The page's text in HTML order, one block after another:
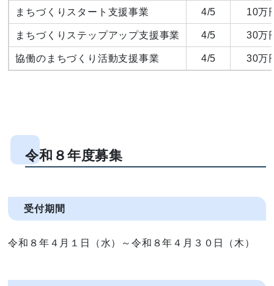
まちづくりスタート支援事業 4/5 10万
まちづくりステップアップ支援事業 4/5 30万
協働のまちづくり活動支援事業 4/5 30万
令和８年度募集
受付期間
令和８年４月１日（水）～令和８年４月３０日（木）